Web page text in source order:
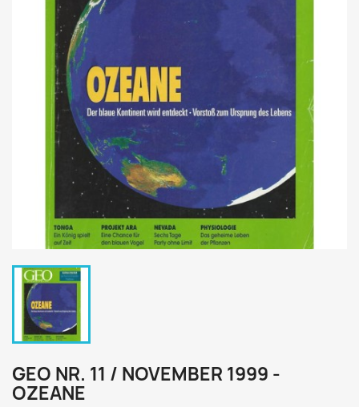
GEO NR. 11 / NOVEMBER 1999 -
OZEANE